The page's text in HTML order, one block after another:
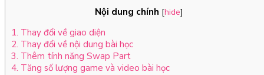
Nội dung chính [hide]
1. Thay đổi về giao diện
2. Thay đổi về nội dung bài học
3. Thêm tính năng Swap Part
4. Tăng số lượng game và video bài học